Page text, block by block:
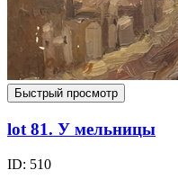
Быстрый просмотр
lot 81. У мельницы
ID: 510